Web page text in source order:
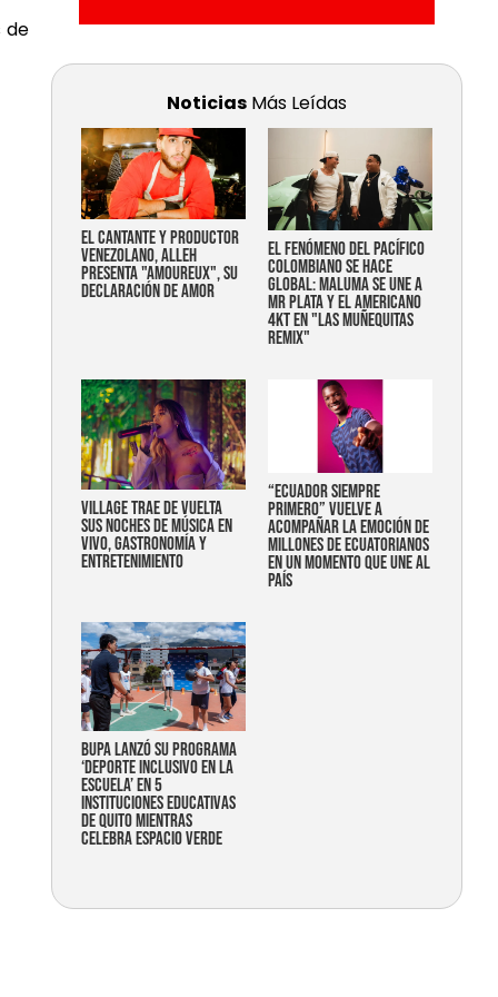
de
Noticias Más Leídas
EL CANTANTE Y PRODUCTOR
VENEZOLANO, ALLEH
PRESENTA "AMOUREUX", SU
DECLARACIÓN DE AMOR
EL FENÓMENO DEL PACÍFICO
COLOMBIANO SE HACE
GLOBAL: MALUMA SE UNE A
MR PLATA Y EL AMERICANO
4KT EN "LAS MUÑEQUITAS
REMIX"
Village trae de vuelta
sus noches de música en
vivo, gastronomía y
entretenimiento
“Ecuador siempre
primero” vuelve a
acompañar la emoción de
millones de ecuatorianos
en un momento que une al
país
Bupa lanzó su programa
‘Deporte Inclusivo en la
Escuela’ en 5
instituciones educativas
de Quito mientras
celebra espacio verde